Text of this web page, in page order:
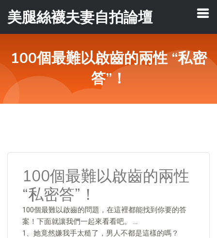
美腿絲襪夫妻自拍論壇
100個最難以啟齒的兩性 “私密
答”！
100個最難以啟齒的兩性
“私密答”！
100個最難以啟齒的問題，在這裡都能找到你要的答
案！下面就讓我們一起來看看吧。 …
1、她竟然嫌我手太糙了，男人不都是這樣的嗎？